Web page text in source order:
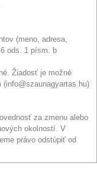
(meno, adresa,
ods. 1 písm. b
Žiadosť je možné
za zmenu alebo
okolností. V
právo odstúpiť od